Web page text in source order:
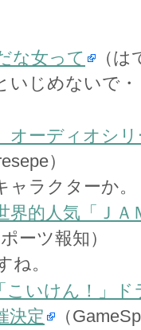
な女って
（
いじめないで
オーディオシ
）
ラクターか。
界的人気「ＪＡ
ポーツ報知）
ね。
こいけん！」ド
決定
（